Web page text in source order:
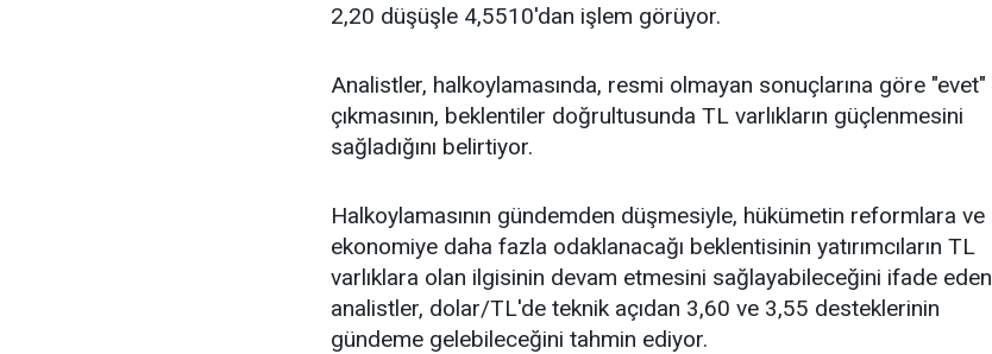
2,20 düşüşle 4,5510'dan işlem görüyor.
Analistler, halkoylamasında, resmi olmayan sonuçlarına göre "evet"
çıkmasının, beklentiler doğrultusunda TL varlıkların güçlenmesini
sağladığını belirtiyor.
Halkoylamasının gündemden düşmesiyle, hükümetin reformlara ve
ekonomiye daha fazla odaklanacağı beklentisinin yatırımcıların TL
varlıklara olan ilgisinin devam etmesini sağlayabileceğini ifade eden
analistler, dolar/TL'de teknik açıdan 3,60 ve 3,55 desteklerinin
gündeme gelebileceğini tahmin ediyor.